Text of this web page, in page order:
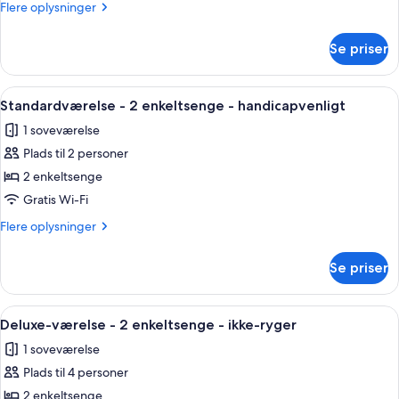
Flere oplysninger
Flere
værelse
1
Se priser
Indlæs
alle
billeder
af
Standardværelse
-
2
enkeltsenge
handicapvenligt
Et hotelværelse med seng, en grå
4
Standardværelse - 2 enkeltsenge - handicapvenligt
1 soveværelse
Plads til 2 personer
2 enkeltsenge
Gratis Wi-Fi
Flere oplysninger
Flere
-
enkeltsenge
handicapvenligt
Se priser
Indlæs
alle
billeder
af
Et hotelværelse med en stor seng,
7
Deluxe-værelse - 2 enkeltsenge - ikke-ryger
1 soveværelse
Plads til 4 personer
2 enkeltsenge